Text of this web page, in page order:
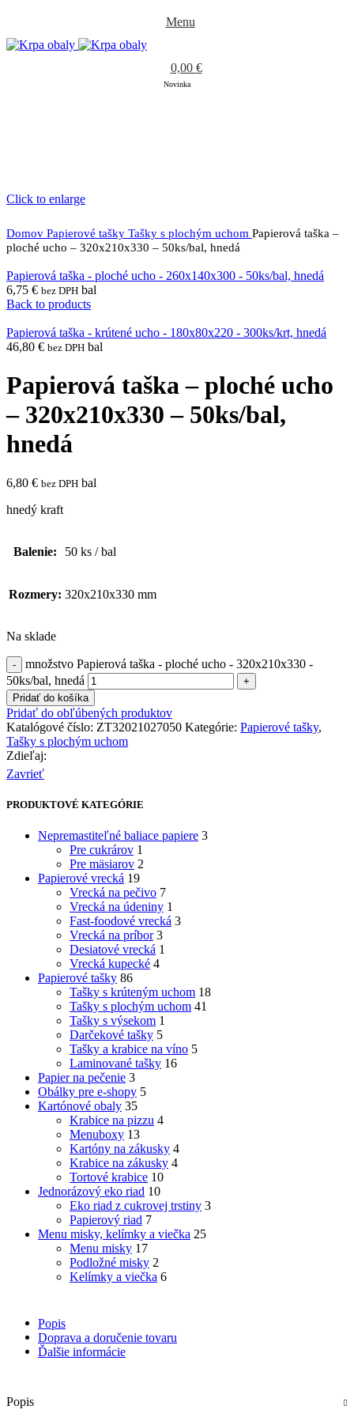
Menu
0,00 €
Novinka
Click to enlarge
Domov Papierové tašky Tašky s plochým uchom Papierová taška –
ploché ucho – 320x210x330 – 50ks/bal, hnedá
Papierová taška - ploché ucho - 260x140x300 - 50ks/bal, hnedá
6,75 € bez DPH bal
Back to products
Papierová taška - krútené ucho - 180x80x220 - 300ks/krt, hnedá
46,80 € bez DPH bal
Papierová taška – ploché ucho
– 320x210x330 – 50ks/bal,
hnedá
6,80 € bez DPH bal
hnedý kraft
Balenie: 50 ks / bal
Rozmery: 320x210x330 mm
Na sklade
množstvo Papierová taška - ploché ucho - 320x210x330 -
50ks/bal, hnedá
Pridať do košíka
Pridať do obľúbených produktov
Katalógové číslo: ZT32021027050 Kategórie: Papierové tašky,
Tašky s plochým uchom
Zdieľaj:
Zavrieť
PRODUKTOVÉ KATEGÓRIE
Nepremastiteľné baliace papiere 3
Pre cukrárov 1
Pre mäsiarov 2
Papierové vrecká 19
Vrecká na pečivo 7
Vrecká na údeniny 1
Fast-foodové vrecká 3
Vrecká na príbor 3
Desiatové vrecká 1
Vrecká kupecké 4
Papierové tašky 86
Tašky s krúteným uchom 18
Tašky s plochým uchom 41
Tašky s výsekom 1
Darčekové tašky 5
Tašky a krabice na víno 5
Laminované tašky 16
Papier na pečenie 3
Obálky pre e-shopy 5
Kartónové obaly 35
Krabice na pizzu 4
Menuboxy 13
Kartóny na zákusky 4
Krabice na zákusky 4
Tortové krabice 10
Jednorázový eko riad 10
Eko riad z cukrovej trstiny 3
Papierový riad 7
Menu misky, kelímky a viečka 25
Menu misky 17
Podložné misky 2
Kelímky a viečka 6
Popis
Doprava a doručenie tovaru
Ďalšie informácie
Popis